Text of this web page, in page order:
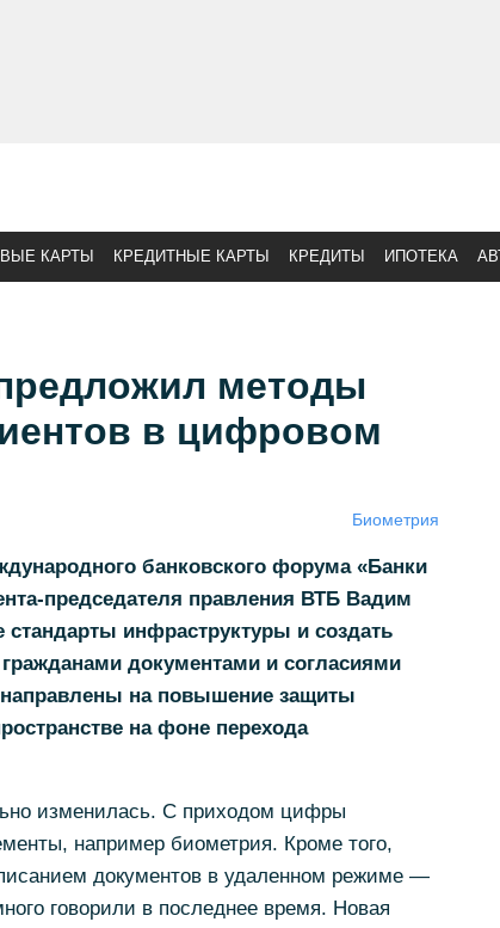
КАРТЫ КРЕДИТНЫЕ КАРТЫ КРЕДИТЫ ИПОТЕКА
методы
в цифровом
Биометрия
банковского форума «Банки
председателя правления ВТБ Вадим
инфраструктуры и создать
документами и согласиями
на повышение защиты
на фоне перехода
изменилась. С приходом цифры
например биометрия. Кроме того,
документов в удаленном режиме —
говорили в последнее время. Новая